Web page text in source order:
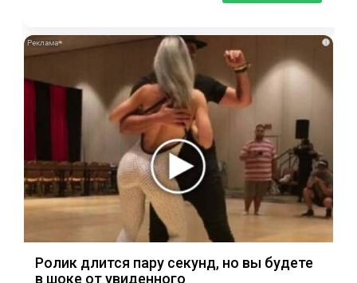
i
Ролик длится пару секунд, но вы будете
в шоке от увиденного